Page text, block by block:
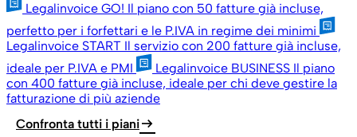
Legalinvoice GO! Il piano con 50 fatture già incluse,
perfetto per i forfettari e le P.IVA in regime dei minimi
Legalinvoice START Il servizio con 200 fatture già incluse,
ideale per P.IVA e PMI
Legalinvoice BUSINESS Il piano
con 400 fatture già incluse, ideale per chi deve gestire la
fatturazione di più aziende
Confronta tutti i pianiarrow_right_alt